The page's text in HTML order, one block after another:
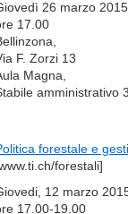
26 marzo 2015
17.00
F. Zorzi 13
Magna,
amministrativo 3
forestale e
forestali]
12 marzo
17.00-19.00